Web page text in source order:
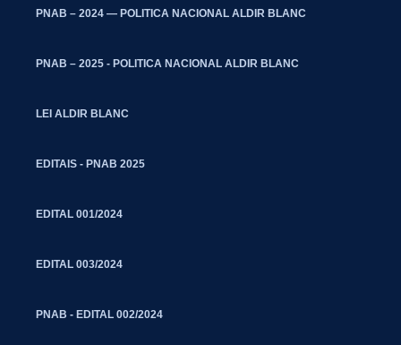
PNAB – 2024 — POLITICA NACIONAL ALDIR BLANC
PNAB – 2025 - POLITICA NACIONAL ALDIR BLANC
LEI ALDIR BLANC
EDITAIS - PNAB 2025
EDITAL 001/2024
EDITAL 003/2024
PNAB - EDITAL 002/2024